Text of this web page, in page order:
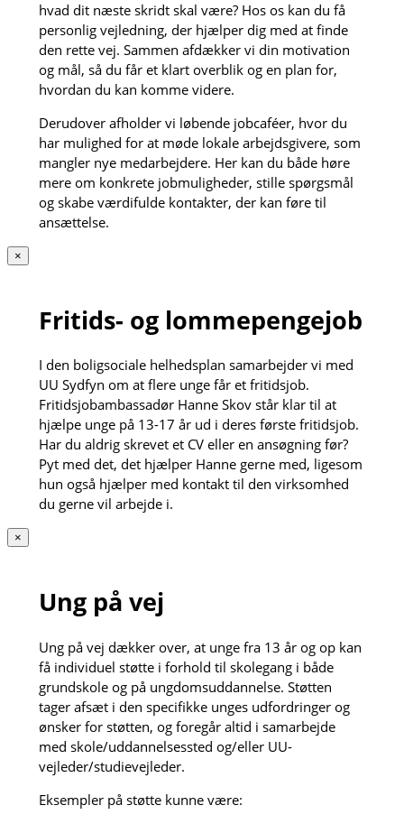
hvad dit næste skridt skal være? Hos os kan du få
personlig vejledning, der hjælper dig med at finde
den rette vej. Sammen afdækker vi din motivation
og mål, så du får et klart overblik og en plan for,
hvordan du kan komme videre.
Derudover afholder vi løbende jobcaféer, hvor du
har mulighed for at møde lokale arbejdsgivere, som
mangler nye medarbejdere. Her kan du både høre
mere om konkrete jobmuligheder, stille spørgsmål
og skabe værdifulde kontakter, der kan føre til
ansættelse.
×
Fritids- og lommepengejob
I den boligsociale helhedsplan samarbejder vi med
UU Sydfyn om at flere unge får et fritidsjob.
Fritidsjobambassadør Hanne Skov står klar til at
hjælpe unge på 13-17 år ud i deres første fritidsjob.
Har du aldrig skrevet et CV eller en ansøgning før?
Pyt med det, det hjælper Hanne gerne med, ligesom
hun også hjælper med kontakt til den virksomhed
du gerne vil arbejde i.
×
Ung på vej
Ung på vej dækker over, at unge fra 13 år og op kan
få individuel støtte i forhold til skolegang i både
grundskole og på ungdomsuddannelse. Støtten
tager afsæt i den specifikke unges udfordringer og
ønsker for støtten, og foregår altid i samarbejde
med skole/uddannelsessted og/eller UU-
vejleder/studievejleder.
Eksempler på støtte kunne være: